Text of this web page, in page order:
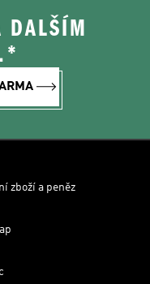
DALŠÍM
zboží a peněz